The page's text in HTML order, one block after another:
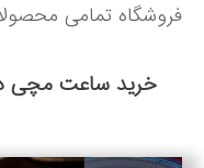
فروشگاه تمامی